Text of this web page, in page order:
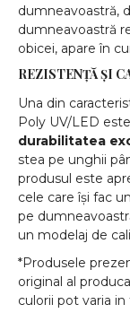
dumneavoastră,
dumneavoastră
obicei, apare în
REZISTENȚĂ ȘI
Una din
Poly UV/LED este
durabilitatea
stea pe unghii
produsul este
cele care își fac
pe
un modelaj de
*Produsele
original al
culorii pot varia